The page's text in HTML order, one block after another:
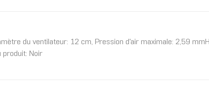
du ventilateur: 12 cm, Pression d'air maximale: 2,59
produit: Noir